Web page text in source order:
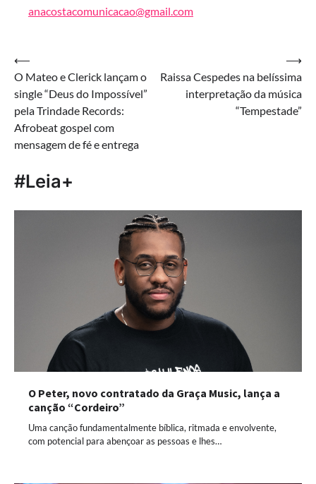
anacostacomunicacao@gmail.com
Navegação
de
Post
⟵
O Mateo e Clerick lançam o
single “Deus do Impossível”
pela Trindade Records:
Afrobeat gospel com
mensagem de fé e entrega
Raissa Cespedes na belíssima
interpretação da música
“Tempestade”
⟶
#Leia+
O Peter, novo contratado da Graça Music, lança a
canção “Cordeiro”
Uma canção fundamentalmente bíblica, ritmada e envolvente,
com potencial para abençoar as pessoas e lhes…